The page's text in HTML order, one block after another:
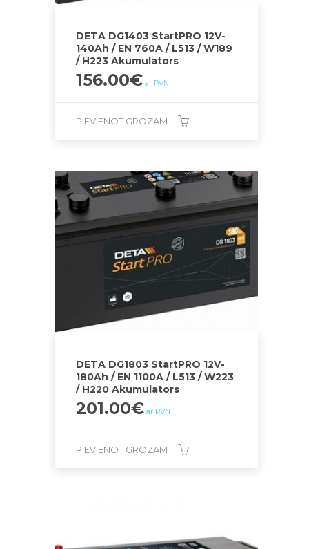
DETA DG1403 StartPRO 12V-
140Ah / EN 760A / L513 / W189
/ H223 Akumulators
156.00€ ar PVN
PIEVIENOT GROZAM
DETA DG1803 StartPRO 12V-
180Ah / EN 1100A / L513 / W223
/ H220 Akumulators
201.00€ ar PVN
PIEVIENOT GROZAM